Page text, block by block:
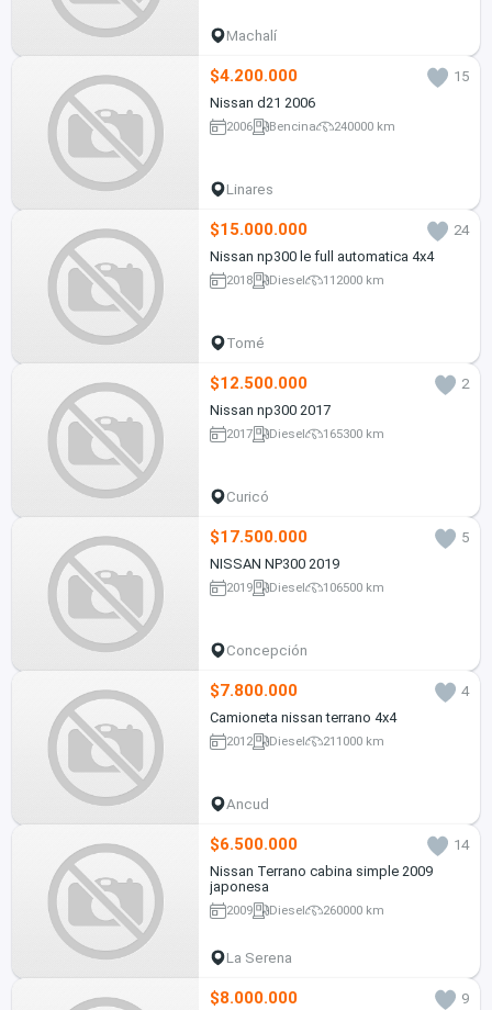
Machalí
$4.200.000
15
Nissan d21 2006
2006 Bencina 240000 km
Linares
$15.000.000
24
Nissan np300 le full automatica 4x4
2018 Diesel 112000 km
Tomé
$12.500.000
2
Nissan np300 2017
2017 Diesel 165300 km
Curicó
$17.500.000
5
NISSAN NP300 2019
2019 Diesel 106500 km
Concepción
$7.800.000
4
Camioneta nissan terrano 4x4
2012 Diesel 211000 km
Ancud
$6.500.000
14
Nissan Terrano cabina simple 2009
japonesa
2009 Diesel 260000 km
La Serena
$8.000.000
9